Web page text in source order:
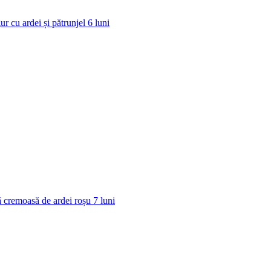
cu ardei și pătrunjel 6 luni
cremoasă de ardei roșu 7 luni